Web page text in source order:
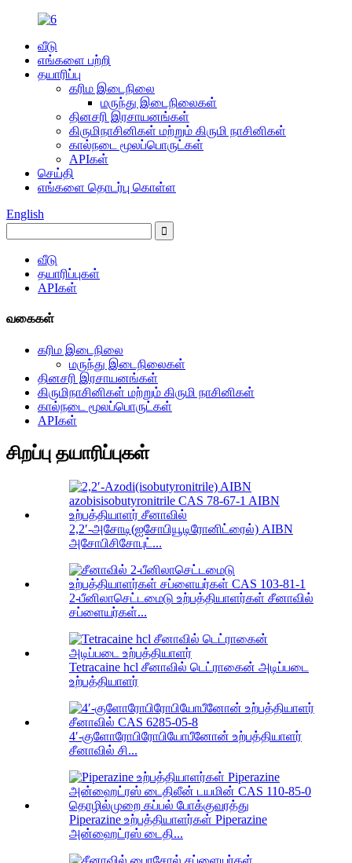
வீடு
எங்களை பற்றி
தயாரிப்பு
கரிம இடைநிலை
மருந்து இடைநிலைகள்
தினசரி இரசாயனங்கள்
கிருமிநாசினிகள் மற்றும் கிருமி நாசினிகள்
கால்நடை மூலப்பொருட்கள்
APIகள்
செய்தி
எங்களை தொடர்பு கொள்ள
English
வீடு
தயாரிப்புகள்
APIகள்
வகைகள்
கரிம இடைநிலை
மருந்து இடைநிலைகள்
தினசரி இரசாயனங்கள்
கிருமிநாசினிகள் மற்றும் கிருமி நாசினிகள்
கால்நடை மூலப்பொருட்கள்
APIகள்
சிறப்பு தயாரிப்புகள்
2,2′-அசோடி(ஐசோபியூடிரோனிட்ரைல்) AIBN
அசோபிசிசோபுட்...
2-பீனிலாசெட்டமைடு உற்பத்தியாளர்கள் சீனாவில்
சப்ளையர்கள்...
Tetracaine hcl சீனாவில் டெட்ராகைன் அடிப்படை
உற்பத்தியாளர்
4′-குளோரோபிரோபியோபீனோன் உற்பத்தியாளர்
சீனாவில் சி...
Piperazine உற்பத்தியாளர்கள் Piperazine
அன்ஹைட்ரஸ் டைதி...